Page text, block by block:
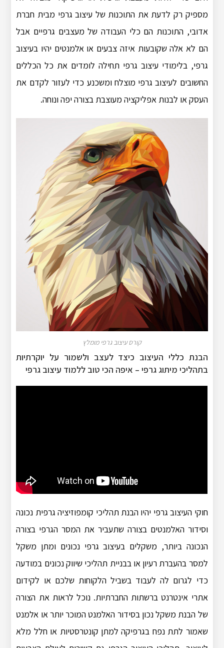
מספיק רק לדעת את התוכנות של עיצוב גרפי מבית חברת
אדובי, התוכנות הם כלי העבודה של מעצבים גרפיים אבל
הם לא אלה שקובעות איזה צבעים או אלמנטים יהיו בעיצוב
גרפי, בלימודי עיצוב גרפי תחילה לומדים את כל הכללים
החשובים לעיצוב גרפי מוצלח ומשכנע כדי לעזור לקדם את
העסק או לבנות אפליקציה מעוצבת בצורה יפה ונוחה.
קורס עיצוב גרפי מומלץ
הבנת כללי העיצוב כיצד לעצב ולשמור על יוקרתיות
בתהליכי מיתוג גרפי – איפה הכי טוב ללמוד עיצוב גרפי
חוקי העיצוב גרפי יהיו הבנת תהליכי קומפוזיציה גרפית נכונה
וסידור האלמנטים בצורה שתעביר את המסר הגרפי בצורה
הנכונה ביותר, משקלים בעיצוב גרפי נכונים ומתן משקל
למסר בהעברת רעיון או בבניית תהליכי שיווק נכונים במודעה
כדי לגרום לה לעבוד בשביל הלקוחות שלכם או לקידום
אתרי אינטרנט ברשתות החברתיות. נוכל לראות את הצורה
של הבנת משקל נכון בסידור האלמנט המוכר יותר או אלמנט
שאמור לתת נפח בגרפיקה למתן קונטרסטיות או חלל מלא